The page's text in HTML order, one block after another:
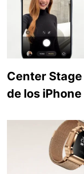
Center
de los